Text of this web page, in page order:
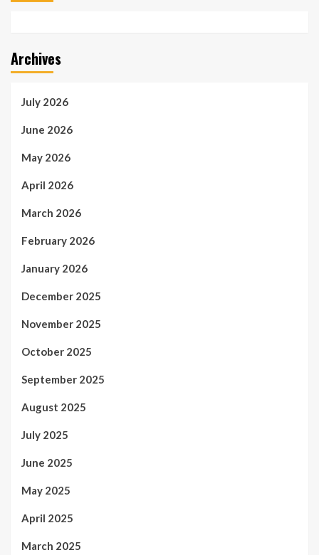
Archives
July 2026
June 2026
May 2026
April 2026
March 2026
February 2026
January 2026
December 2025
November 2025
October 2025
September 2025
August 2025
July 2025
June 2025
May 2025
April 2025
March 2025